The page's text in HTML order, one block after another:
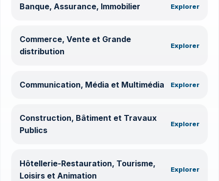
Banque, Assurance, Immobilier Explorer
Commerce, Vente et Grande
distribution
Explorer
Communication, Média et Multimédia Explorer
Construction, Bâtiment et Travaux
Publics
Explorer
Hôtellerie-Restauration, Tourisme,
Loisirs et Animation
Explorer